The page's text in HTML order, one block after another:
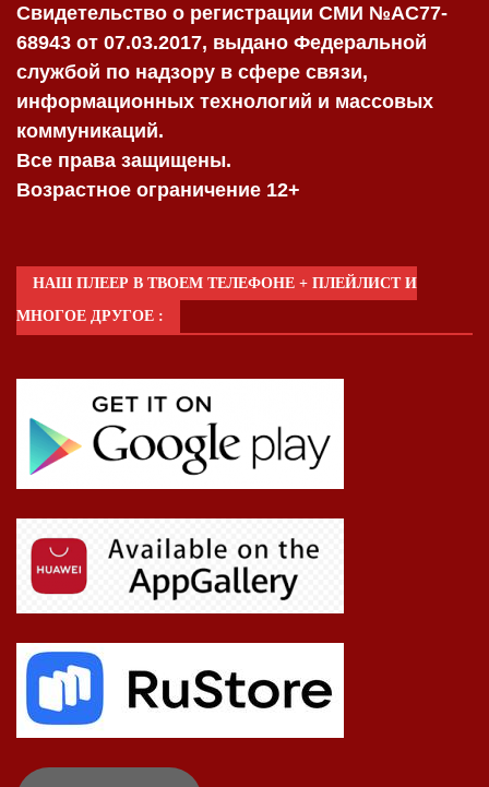
Свидетельство о регистрации СМИ №AC77-
68943 от 07.03.2017, выдано Федеральной
службой по надзору в сфере связи,
информационных технологий и массовых
коммуникаций.
Все права защищены.
Возрастное ограничение 12+
НАШ ПЛЕЕР В ТВОЕМ ТЕЛЕФОНЕ + ПЛЕЙЛИСТ И
МНОГОЕ ДРУГОЕ :